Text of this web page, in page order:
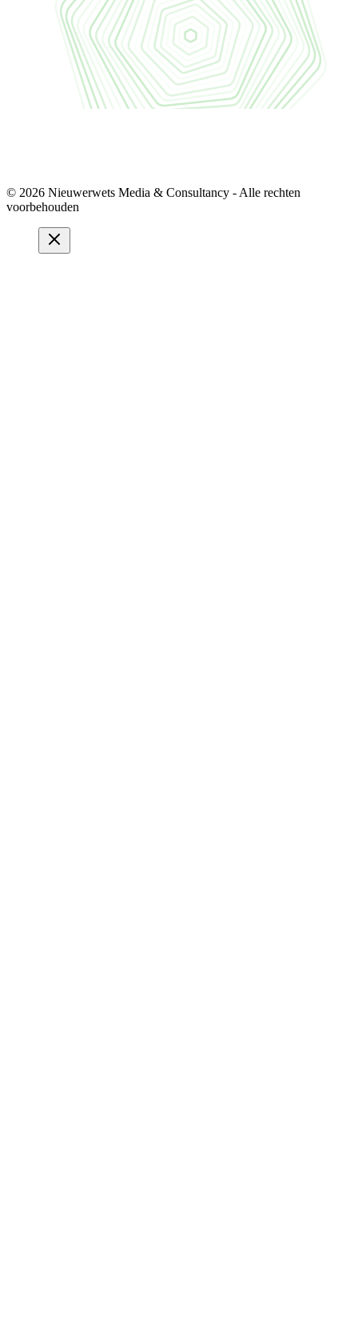
© 2026 Nieuwerwets Media & Consultancy - Alle rechten
voorbehouden